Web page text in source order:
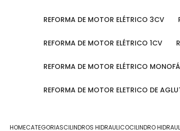
REFORMA DE MOTOR ELÉTRICO 3CV
REFORMA DE MOTOR ELÉTRICO 1CV
REFORMA DE MOTOR ELÉTRICO
REFORMA DE MOTOR ELETRICO DE
HOMECATEGORIASCILINDROS HIDRAULICOCILINDRO